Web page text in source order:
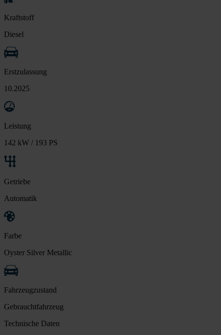
Kraftstoff
Diesel
Erstzulassung
10.2025
Leistung
142 kW / 193 PS
Getriebe
Automatik
Farbe
Oyster Silver Metallic
Fahrzeugzustand
Gebrauchtfahrzeug
Technische Daten